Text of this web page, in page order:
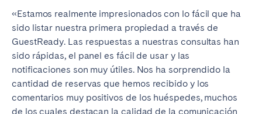
«Estamos realmente impresionados con lo fácil que ha
sido listar nuestra primera propiedad a través de
GuestReady. Las respuestas a nuestras consultas han
sido rápidas, el panel es fácil de usar y las
notificaciones son muy útiles. Nos ha sorprendido la
cantidad de reservas que hemos recibido y los
comentarios muy positivos de los huéspedes, muchos
de los cuales destacan la calidad de la comunicación